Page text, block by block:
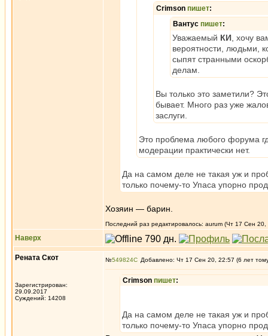
Crimson пишет:
Вантус пишет:
Уважаемый КИ , хочу
вероятности, людьми,
сыпят странными
делам.
Вы только это заметили?
бывает. Много раз уже
заслуги.
Это проблема любого форума
модерации практически нет.
Да на самом деле не такая уж и
только почему-то Упаса упорно
Хозяин — барин.
Последний раз редактировалось: aurum (Чт 17 Сен 20,
Наверх
Рената Скот
Зарегистрирован:
29.09.2017
Суждений: 14208
№549824 Добавлено: Чт 17 Сен 20, 22:57 (6 лет
Crimson пишет:
Да на самом деле не такая уж и
только почему-то Упаса упорно